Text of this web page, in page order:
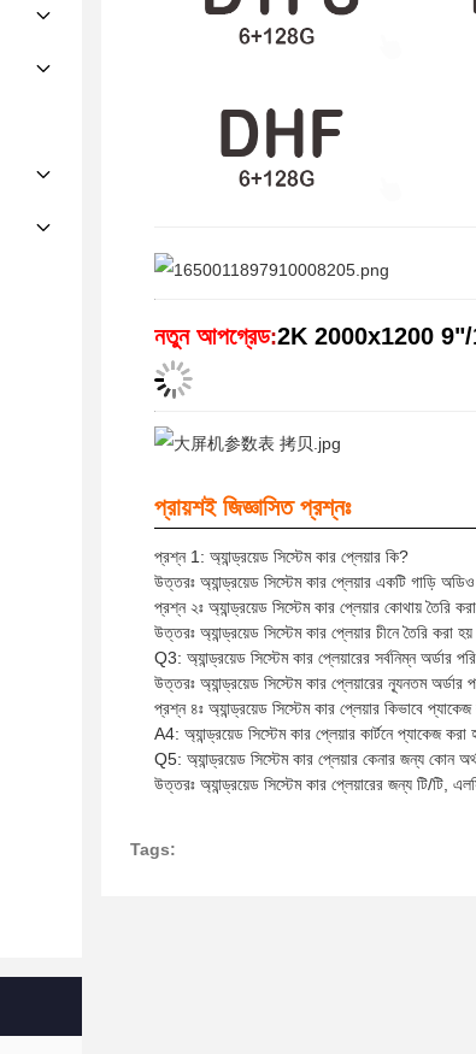
নতুন আপগ্রেড:2K 2000x1200 9"/
প্রায়শই জিজ্ঞাসিত প্রশ্নঃ
প্রশ্ন 1: অ্যান্ড্রয়েড সিস্টেম কার প্লেয়ার কি?
উত্তরঃ অ্যান্ড্রয়েড সিস্টেম কার প্লেয়ার একটি গাড়ি
প্রশ্ন ২ঃ অ্যান্ড্রয়েড সিস্টেম কার প্লেয়ার কোথায় তৈরি
উত্তরঃ অ্যান্ড্রয়েড সিস্টেম কার প্লেয়ার চীনে তৈরি করা
Q3: অ্যান্ড্রয়েড সিস্টেম কার প্লেয়ারের সর্বনিম্ন অর্ডার
উত্তরঃ অ্যান্ড্রয়েড সিস্টেম কার প্লেয়ারের ন্যূনতম অর্ডার
প্রশ্ন ৪ঃ অ্যান্ড্রয়েড সিস্টেম কার প্লেয়ার কিভাবে
A4: অ্যান্ড্রয়েড সিস্টেম কার প্লেয়ার কার্টনে প্যাকেজ করা
Q5: অ্যান্ড্রয়েড সিস্টেম কার প্লেয়ার কেনার জন্য কোন
উত্তরঃ অ্যান্ড্রয়েড সিস্টেম কার প্লেয়ারের জন্য টি/টি,
Tags: